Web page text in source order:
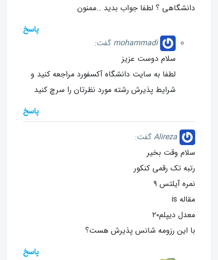
دانشگاهی ؟ لطفا جواب بدید ..ممنون
پاسخ
mohammadi گفت:
سلام دوست عزیز
لطفا به سایت دانشگاه آکسفورد مراجعه کنید و
شرایط پذیرش رشته مورد نظرتان را سرچ کنید
پاسخ
Alireza گفت:
سلام وقت بخیر
رتبه تک رقمی کنکور
نمره آیلتس ۹
مقاله is
معدل دیپلم۲۰
با این رزومه شانس پذیرش هست؟
پاسخ